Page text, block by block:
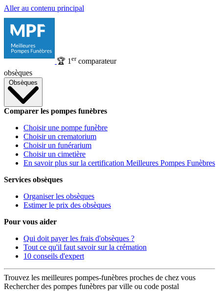
Aller au contenu principal
🏆 1 ercomparateur
obsèques
Obsèques
Comparer les pompes funèbres
Choisir une pompe funèbre
Choisir un crematorium
Choisir un funérarium
Choisir un cimetière
En savoir plus sur la certification Meilleures Pompes Funèbres
Services obsèques
Organiser les obsèques
Estimer le prix des obsèques
Pour vous aider
Qui doit payer les frais d'obsèques ?
Tout ce qu'il faut savoir sur la crémation
10 conseils d'expert
Trouvez les meilleures pompes-funèbres proches de chez vous
Rechercher des pompes funèbres par ville ou code postal